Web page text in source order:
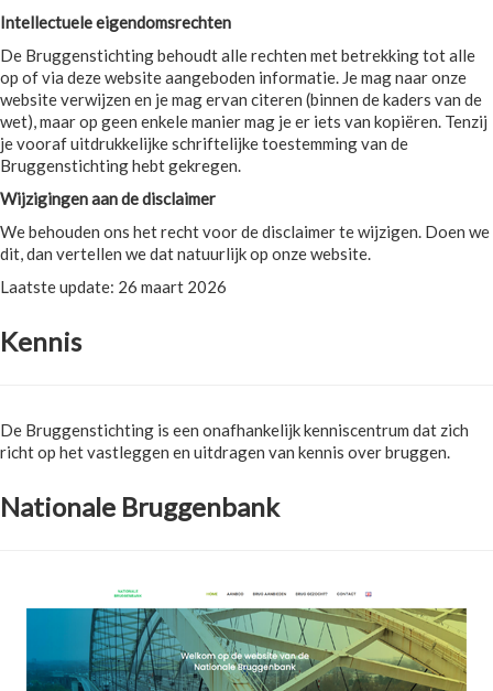
Intellectuele eigendomsrechten
De Bruggenstichting behoudt alle rechten met betrekking tot alle
op of via deze website aangeboden informatie. Je mag naar onze
website verwijzen en je mag ervan citeren (binnen de kaders van de
wet), maar op geen enkele manier mag je er iets van kopiëren. Tenzij
je vooraf uitdrukkelijke schriftelijke toestemming van de
Bruggenstichting hebt gekregen.
Wijzigingen aan de disclaimer
We behouden ons het recht voor de disclaimer te wijzigen. Doen we
dit, dan vertellen we dat natuurlijk op onze website.
Laatste update: 26 maart 2026
Kennis
De Bruggenstichting is een onafhankelijk kenniscentrum dat zich
richt op het vastleggen en uitdragen van kennis over bruggen.
Nationale Bruggenbank